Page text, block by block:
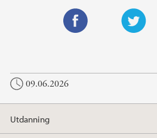
i
t
r
c
e
b
o
09.06.2026
Utdanning